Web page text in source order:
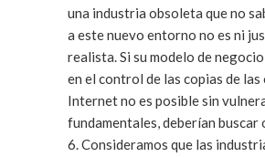
una industria obsoleta que no
a este nuevo entorno no es ni
realista. Si su modelo de
en el control de las copias de las
Internet no es posible sin
fundamentales, deberían buscar
6. Consideramos que las